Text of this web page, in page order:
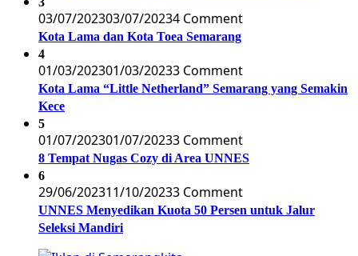
03/07/202303/07/20234 Comment
Kota Lama dan Kota Toea Semarang
4
01/03/202301/03/20233 Comment
Kota Lama “Little Netherland” Semarang yang Semakin
Kece
5
01/07/202301/07/20233 Comment
8 Tempat Nugas Cozy di Area UNNES
6
29/06/202311/10/20233 Comment
UNNES Menyedikan Kuota 50 Persen untuk Jalur
Seleksi Mandiri